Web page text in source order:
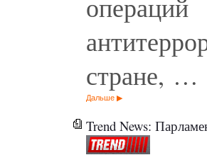
стране, …
Дальше
Trend News: Парламент